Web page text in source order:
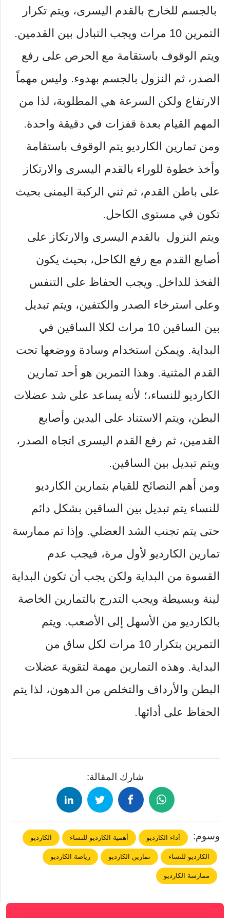
بالجسم للخارج بالقدم اليسرى، ويتم تكرار
التمرين 10 مرات ويجب التبادل بين القدمين.
ويتم الوقوف باستقامة مع الحرص على رفع
الصدر، ثم النزول بالجسم بهدوء. وليس مهماً
الارتفاع ولكن السرعة هي المطلوبة، لذا من
المهم القيام بعدة قفزات في دقيقة واحدة.
ومن تمارين الكارديو يتم الوقوف باستقامة
وأخذ خطوة للوراء بالقدم اليسرى والارتكاز
على باطن القدم، ثم ثني الركبة اليمنى بحيث
تكون في مستوى الكاحل.
ويتم النزول بالقدم اليسرى والارتكاز على
أصابع القدم مع رفع الكاحل، بحيث يكون
الفخذ للداخل. ويجب الحفاظ على التنفس
وعلى استرخاء الصدر والكتفين، ويتم تبديل
بين الساقين 10 مرات لكلا الساقين في
البداية. ويمكن استخدام وسادة ووضعها تحت
القدم المثنية. وهذا التمرين هو أحد تمارين
الكارديو للنساء،؛ لأنه يساعد على شد عضلات
البطن، ويتم الاستناد على اليدين وأصابع
القدمين، ثم رفع القدم اليسرى اتجاه الصدر،
ويتم تبديل بين الساقين.
ومن أهم النصائح للقيام بتمارين الكارديو
للنساء يتم تبديل بين الساقين بشكل دائم
حتى يتم تجنب الشد العضلي. وإذا تم ممارسة
تمارين الكارديو لأول مرة، فيجب عدم
القسوة من البداية ولكن يجب أن تكون البداية
لينة وبسيطة ويجب التدرج بالتمارين الخاصة
بالكارديو من الأسهل إلى الأصعب. ويتم
التمرين بتكرار 10 مرات لكل ساق من
البداية. وهذه التمارين مهمة لتقوية عضلات
البطن والأرداف والتخلص من الدهون، لذا يتم
الحفاظ على أدائها.
شارك المقالة:
وسوم: أداء الكارديو أهمية الكارديو للنساء الكارديو
الكارديو للنساء تمارين الكارديو رياضة الكارديو
ممارسة الكارديو